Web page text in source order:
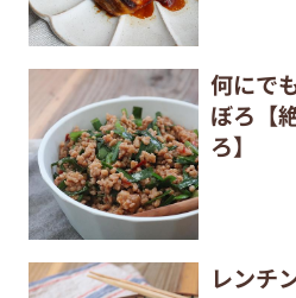
何にで
ぼろ【
ろ】
レンチ